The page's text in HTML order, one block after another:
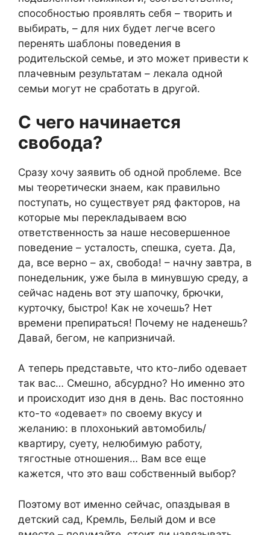
способностью проявлять себя – творить и
выбирать, – для них будет легче всего
перенять шаблоны поведения в
родительской семье, и это может привести к
плачевным результатам – лекала одной
семьи могут не сработать в другой.
С чего начинается
свобода?
Сразу хочу заявить об одной проблеме. Все
мы теоретически знаем, как правильно
поступать, но существует ряд факторов, на
которые мы перекладываем всю
ответственность за наше несовершенное
поведение – усталость, спешка, суета. Да,
да, все верно – ах, свобода! – начну завтра, в
понедельник, уже была в минувшую среду, а
сейчас надень вот эту шапочку, брючки,
курточку, быстро! Как не хочешь? Нет
времени препираться! Почему не наденешь?
Давай, бегом, не капризничай.
А теперь представьте, что кто-либо одевает
так вас… Смешно, абсурдно? Но именно это
и происходит изо дня в день. Вас постоянно
кто-то «одевает» по своему вкусу и
желанию: в плохонький автомобиль/
квартиру, суету, нелюбимую работу,
тягостные отношения… Вам все еще
кажется, что это ваш собственный выбор?
Поэтому вот именно сейчас, опаздывая в
детский сад, Кремль, Белый дом и все